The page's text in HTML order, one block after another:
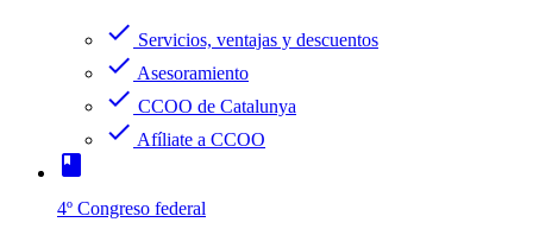
check Servicios, ventajas y descuentos
check Asesoramiento
check CCOO de Catalunya
check Afíliate a CCOO
book
4º Congreso federal